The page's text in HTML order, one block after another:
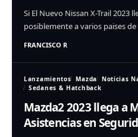
Si El Nuevo Nissan X-Trail 2023
posiblemente a varios paises
FRANCISCO R
Lanzamientos Mazda
Noticias
Sedanes & Hatchback
Mazda2 2023 llega a
Asistencias en